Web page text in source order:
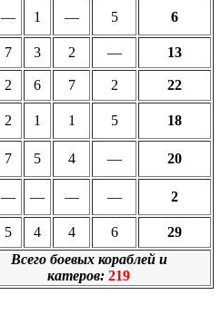
— 1 — 5 6
7 3 2 — 13
2 6 7 2
22
2 1 1 5
18
7 5 4 —
20
— — — — 2
5 4 4 6
29
Всего боевых кораблей и
катеров: 219